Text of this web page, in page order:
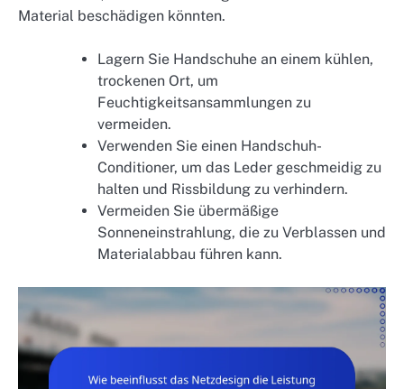
Material beschädigen könnten.
Lagern Sie Handschuhe an einem kühlen,
trockenen Ort, um
Feuchtigkeitsansammlungen zu
vermeiden.
Verwenden Sie einen Handschuh-
Conditioner, um das Leder geschmeidig zu
halten und Rissbildung zu verhindern.
Vermeiden Sie übermäßige
Sonneneinstrahlung, die zu Verblassen und
Materialabbau führen kann.